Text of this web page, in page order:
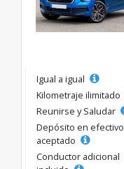
Igual a igual
Kilometraje ilimitado
Reunirse y Saludar
Depósito en efectivo
aceptado
Conductor adicional